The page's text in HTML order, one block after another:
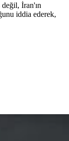
İran'ın
iddia ederek,